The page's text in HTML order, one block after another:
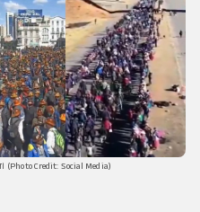
(Photo Credit: Social Media)